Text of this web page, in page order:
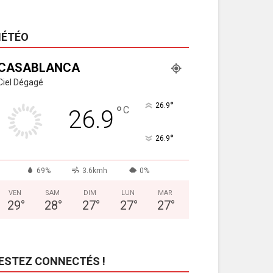
Dégagé
26.9 °C 26.9°
26.9°
69% 3.6kmh 0%
VEN
29°
SAM
28°
DIM
27°
LUN
27°
MAR
27°
CONNECTÉS !